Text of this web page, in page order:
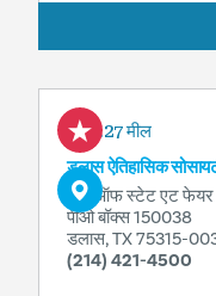
0.27 मील
डलास ऐतिहासिक
हॉल ऑफ स्टेट एट फेयर
पीओ बॉक्स 150038
डलास, TX 75315-
(214) 421-4500